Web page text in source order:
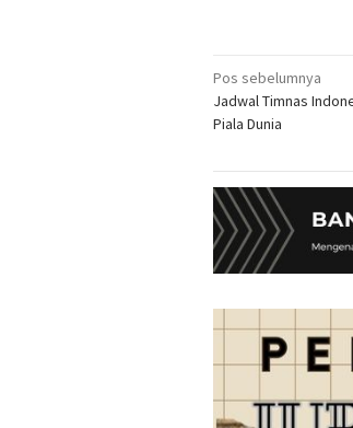
Navigasi
pos
Pos sebelumnya
Jadwal Timnas
Piala Dunia